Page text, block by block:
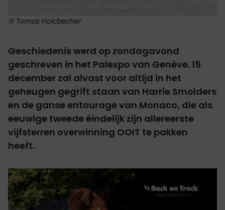
© Tomas Holcbecher
Geschiedenis werd op zondagavond
geschreven in het Palexpo van Genève. 15
december zal alvast voor altijd in het
geheugen gegrift staan van Harrie Smolders
en de ganse entourage van Monaco, die als
eeuwige tweede éindelijk zijn allereerste
vijfsterren overwinning OOIT te pakken
heeft.